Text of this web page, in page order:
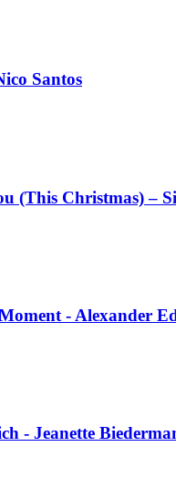
Santos
(This Christmas) –
- Alexander
- Jeanette